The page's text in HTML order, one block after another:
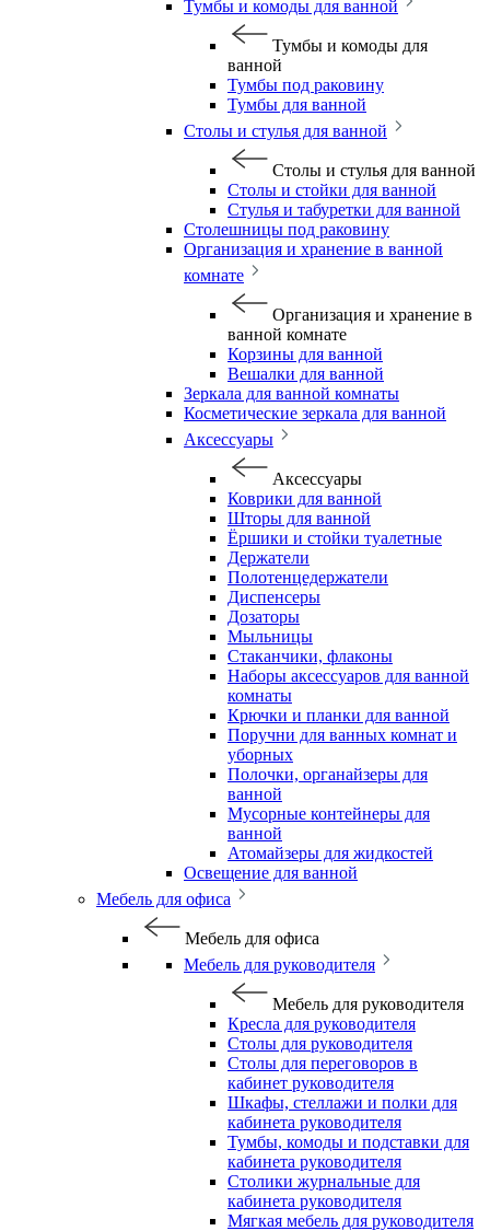
Тумбы и комоды для ванной
Тумбы и комоды для
ванной
Тумбы под раковину
Тумбы для ванной
Столы и стулья для ванной
Столы и стулья для ванной
Столы и стойки для ванной
Стулья и табуретки для ванной
Столешницы под раковину
Организация и хранение в ванной
комнате
Организация и хранение в
ванной комнате
Корзины для ванной
Вешалки для ванной
Зеркала для ванной комнаты
Косметические зеркала для ванной
Аксессуары
Аксессуары
Коврики для ванной
Шторы для ванной
Ёршики и стойки туалетные
Держатели
Полотенцедержатели
Диспенсеры
Дозаторы
Мыльницы
Стаканчики, флаконы
Наборы аксессуаров для ванной
комнаты
Крючки и планки для ванной
Поручни для ванных комнат и
уборных
Полочки, органайзеры для
ванной
Мусорные контейнеры для
ванной
Атомайзеры для жидкостей
Освещение для ванной
Мебель для офиса
Мебель для офиса
Мебель для руководителя
Мебель для руководителя
Кресла для руководителя
Столы для руководителя
Столы для переговоров в
кабинет руководителя
Шкафы, стеллажи и полки для
кабинета руководителя
Тумбы, комоды и подставки для
кабинета руководителя
Столики журнальные для
кабинета руководителя
Мягкая мебель для руководителя